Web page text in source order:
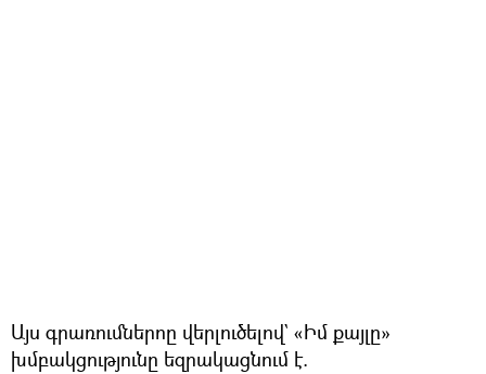
Այս գրառումներոը վերլուծելով` «Իմ քայլը»
խմբակցությունը եզրակացնում է.